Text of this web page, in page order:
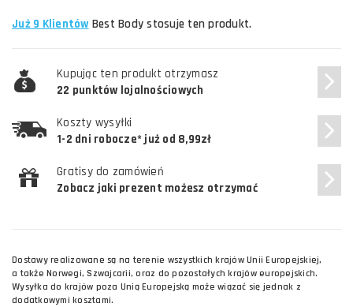
Już 9 Klientów Best Body stosuje ten produkt.
Kupując ten produkt otrzymasz
22 punktów lojalnościowych
Koszty wysyłki
1-2 dni robocze* już od 8,99zł
Gratisy do zamówień
Zobacz jaki prezent możesz otrzymać
Dostawy realizowane są na terenie wszystkich krajów Unii Europejskiej,
a także Norwegi, Szwajcarii, oraz do pozostałych krajów europejskich.
Wysyłka do krajów poza Unią Europejską może wiązać się jednak z
dodatkowymi kosztami.